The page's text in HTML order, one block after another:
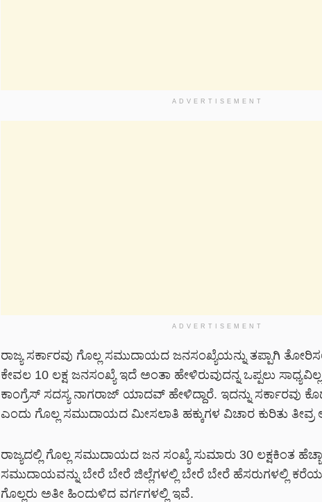
ADVERTISEMENT
ADVERTISEMENT
ರಾಜ್ಯ ಸರ್ಕಾರವು ಗೊಲ್ಲ ಸಮುದಾಯದ ಜನಸಂಖ್ಯೆಯನ್ನು ತಪ್ಪಾಗಿ
ಕೇವಲ 10 ಲಕ್ಷ ಜನಸಂಖ್ಯೆ ಇದೆ ಅಂತಾ ಹೇಳಿರುವುದನ್ನ ಒಪ್ಪಲು
ಕಾಂಗ್ರೆಸ್ ಸದಸ್ಯ ನಾಗರಾಜ್ ಯಾದವ್ ಹೇಳಿದ್ದಾರೆ. ಇದನ್ನು ಸರ್ಕಾರವು
ಎಂದು ಗೊಲ್ಲ ಸಮುದಾಯದ ಮೀಸಲಾತಿ ಹಕ್ಕುಗಳ ವಿಚಾರ ಕುರಿತು ತೀವ್ರ
ರಾಜ್ಯದಲ್ಲಿ ಗೊಲ್ಲ ಸಮುದಾಯದ ಜನ ಸಂಖ್ಯೆ ಸುಮಾರು 30 ಲಕ್ಷಕಿಂತ
ಸಮುದಾಯವನ್ನು ಬೇರೆ ಬೇರೆ ಜಿಲ್ಲೆಗಳಲ್ಲಿ ಬೇರೆ ಬೇರೆ ಹೆಸರುಗಳಲ್ಲಿ
ಗೊಲ್ಲರು ಅತೀ ಹಿಂದುಳಿದ ವರ್ಗಗಳಲ್ಲಿ ಇವೆ.